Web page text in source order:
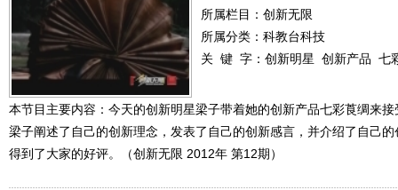
所属栏目： 创新无限
所属分类：科教台科技
关 键 字： 创新明星 创新产品 七
本节目主要内容：今天的创新明星梁子带着她的创新产品七彩莨绸来
梁子阐述了自己的创新理念，发表了自己的创新感言，并介绍了自己
得到了大家的好评。（创新无限 2012年 第12期）